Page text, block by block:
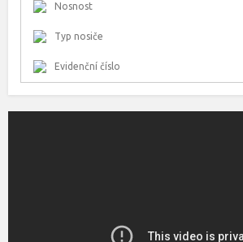
Nosnost
Typ nosiče
Evidenční číslo